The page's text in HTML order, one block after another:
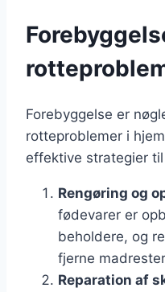
Forebyggelse er
rotteproblemer i
effektive strategier
Rengøring og
fødevarer er
beholdere, og
fjerne
Reparation af